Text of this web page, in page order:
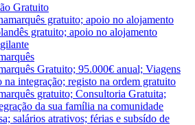
Gratuito
gratuito; apoio no alojamento
gratuito; apoio no alojamento
Gratuito; 95.000€ anual; Viagens
na integração; registo na ordem gratuito
gratuito; Consultoria Gratuita;
da sua família na comunidade
salários atrativos; férias e subsído de